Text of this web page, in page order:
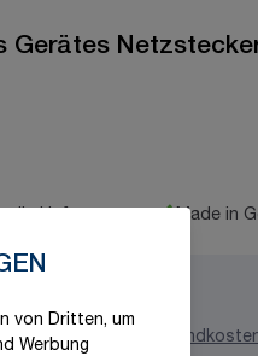
von Dritten, um
Werbung
Made in
MwSt. und zzgl.